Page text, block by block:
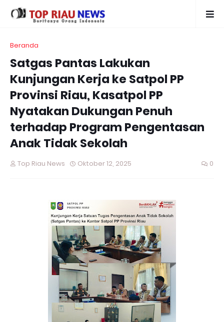
Beranda
Satgas Pantas Lakukan
Kunjungan Kerja ke Satpol PP
Provinsi Riau, Kasatpol PP
Nyatakan Dukungan Penuh
terhadap Program Pengentasan
Anak Tidak Sekolah
Top Riau News Oktober 12, 2025 0